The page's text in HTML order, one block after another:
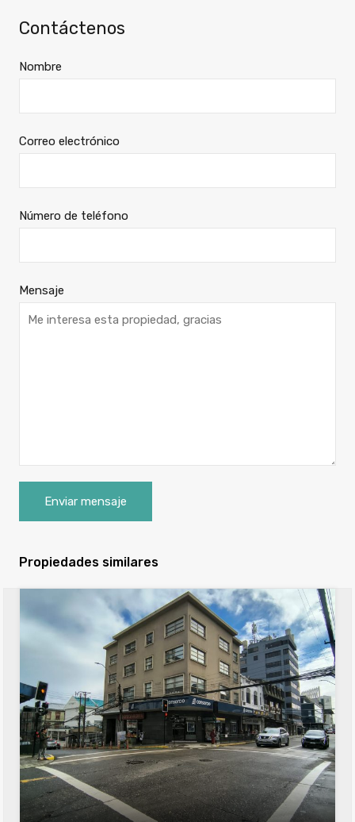
Contáctenos
Nombre
Correo electrónico
Número de teléfono
Mensaje
Propiedades similares